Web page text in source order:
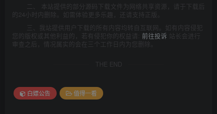
二、 本站提供的部分源码下载文件为网络共享资源，请于下载后
的24小时内删除。如需体验更多乐趣，还请支持正版。
三、我站提供用户下载的所有内容均转自互联网。如有内容侵犯
您的版权或其他利益的，若有侵犯你的权益请: 前往投诉 站长会进行
审查之后，情况属实的会在三个工作日内为您删除。
THE END
白嫖公告 值得一看